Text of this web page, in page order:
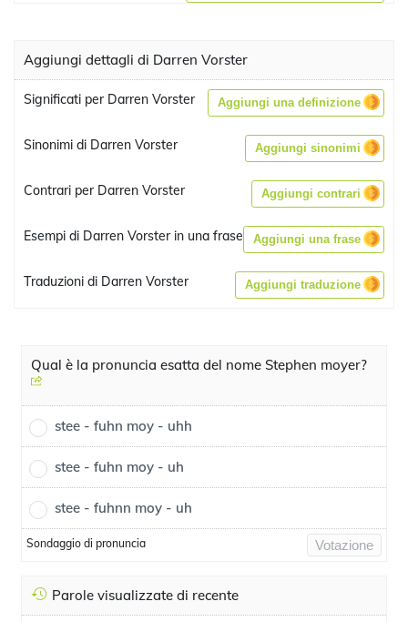
Aggiungi dettagli di Darren Vorster
Significati per Darren Vorster Aggiungi una definizione
Sinonimi di Darren Vorster Aggiungi sinonimi
Contrari per Darren Vorster Aggiungi contrari
Esempi di Darren Vorster in una frase Aggiungi una frase
Traduzioni di Darren Vorster Aggiungi traduzione
Qual è la pronuncia esatta del nome Stephen moyer?
stee - fuhn moy - uhh
stee - fuhn moy - uh
stee - fuhnn moy - uh
Sondaggio di pronuncia Votazione
Parole visualizzate di recente